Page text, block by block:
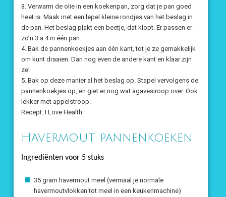
3. Verwarm de olie in een koekenpan, zorg dat je pan goed
heet is. Maak met een lepel kleine rondjes van het beslag in
de pan. Het beslag plakt een beetje, dat klopt. Er passen er
zo’n 3 a 4 in één pan.
4. Bak de pannenkoekjes aan één kant, tot je ze gemakkelijk
om kunt draaien. Dan nog even de andere kant en klaar zijn
ze!
5. Bak op deze manier al het beslag op. Stapel vervolgens de
pannenkoekjes op, en giet er nog wat agavesiroop over. Ook
lekker met appelstroop.
Recept: I Love Health
Havermout pannenkoeken
Ingrediënten voor 5 stuks
35 gram havermout meel (vermaal je normale
havermoutvlokken tot meel in een keukenmachine)